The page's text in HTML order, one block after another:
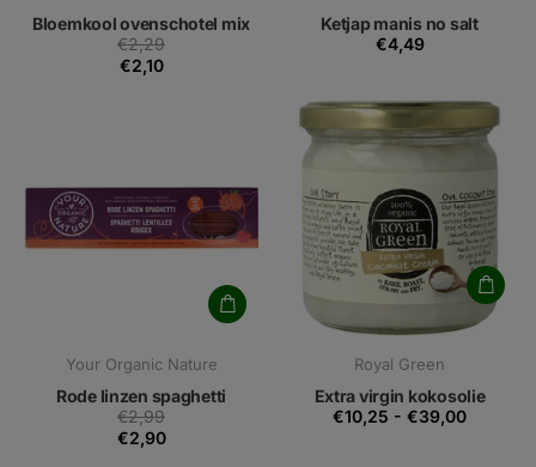
Bloemkool ovenschotel mix
€2,29
€2,10
Ketjap manis no salt
€4,49
Your Organic Nature
Rode linzen spaghetti
€2,99
€2,90
Royal Green
Extra virgin kokosolie
€10,25 - €39,00